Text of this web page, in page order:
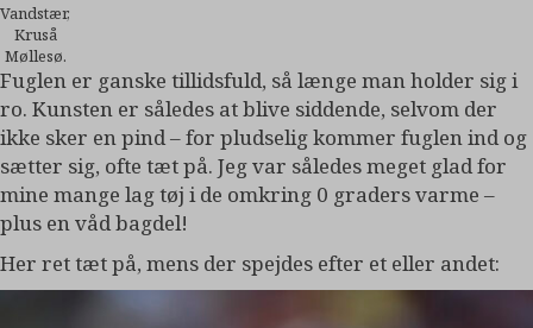
Vandstær,
Kruså
Møllesø.
Fuglen er ganske tillidsfuld, så længe man holder sig i
ro. Kunsten er således at blive siddende, selvom der
ikke sker en pind – for pludselig kommer fuglen ind og
sætter sig, ofte tæt på. Jeg var således meget glad for
mine mange lag tøj i de omkring 0 graders varme –
plus en våd bagdel!
Her ret tæt på, mens der spejdes efter et eller andet: